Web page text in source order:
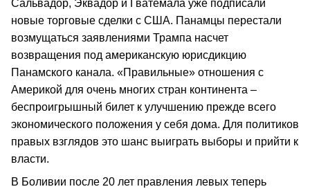
Сальвадор, Эквадор и Гватемала уже подписали
новые торговые сделки с США. Панамцы перестали
возмущаться заявлениями Трампа насчет
возвращения под американскую юрисдикцию
Панамского канала. «Правильные» отношения с
Америкой для очень многих стран континента –
беспроигрышный билет к улучшению прежде всего
экономического положения у себя дома. Для политиков
правых взглядов это шанс выиграть выборы и прийти к
власти.
В Боливии после 20 лет правления левых теперь